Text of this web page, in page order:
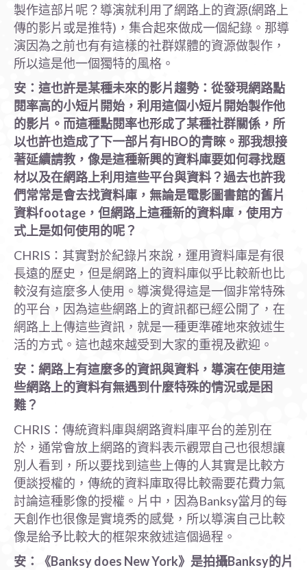
製作這部片呢？導演就利用了網路上的資源(網路上
傳的影片或是推特)，集合起來做成一個紀錄。那導
演因為之前也有有這樣的社群媒體的資源做製作，
所以這是他一個獨特的風格。
安：這也許是某種未來的影片趨勢：從發現網路點
閱率高的小短片開始，利用這個小短片開始製作他
的影片。而這種點閱率也形成了某種社群關係，所
以也許也造成了下一部片有HBO的青睞。那我想接
著延續請教，像是這種新興的資料庫要如何尋找題
材以及在網路上利用這些平台與資料？過去也許我
們常常是會去找資料庫，無論是電影圖書館的舊片
資料footage ，但網路上這種新的資料庫，使用方
式上是如何使用的呢？
CHRIS：其實對於紀錄片來說，運用資料庫是有很
長遠的歷史，但是網路上的資料庫似乎比較新也比
較沒有這麼多人使用。導演覺得這是一個非常特殊
的平台，因為這些網路上的資訊都已經公開了，在
網路上上傳這些資訊，就是一種更準確地來敘述生
活的方式。這也越來越受到大家的重視及歡迎。
安：網路上有這麼多的資訊與資料，導演在使用這
些網路上的資料有無遇到什麼特殊的情況或是困
難？
CHRIS：傳統資料庫與網路資料庫平台的差別在
於，通常會放上網路的資料表示觀眾自己也很想讓
別人看到，所以要找到這些上傳的人其實是比較方
便談授權的，傳統的資料庫取得比較需要花費力氣
討論這種影像的授權。片中，因為Banksy當月的每
天創作也很像是實境秀的感覺，所以導演自己比較
像是給予比較大的框架來敘述這個過程。
安：《Banksy does New York》是拍攝Banksy的片